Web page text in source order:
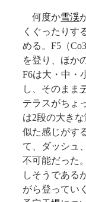
何度か雪渓
くぐったりす
める。F5（
を登り、ほか
F6は大・中・
し、そのまま
テラスがちょ
は2段の大き
似た感じがす
て、ダッシュ
不可能だった
しそうである
がら登ってい